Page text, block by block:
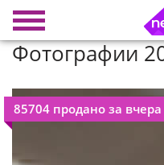
Фотографии
85704 продано за вчера